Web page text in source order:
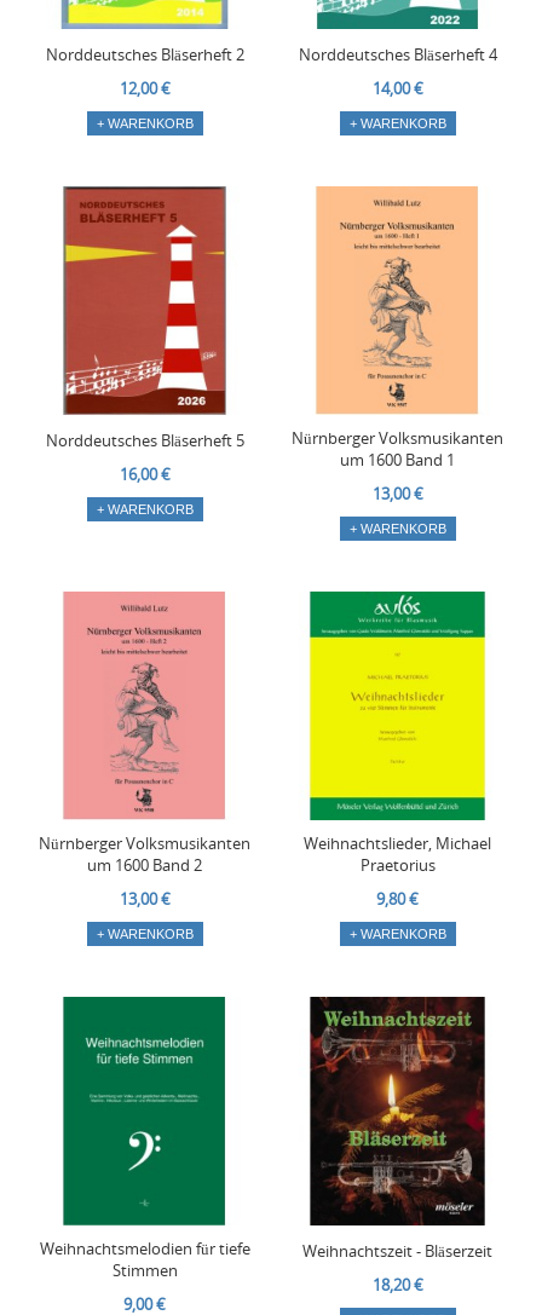
Norddeutsches Bläserheft 2
12,00 €
+ WARENKORB
Norddeutsches Bläserheft 4
14,00 €
+ WARENKORB
Norddeutsches Bläserheft 5
16,00 €
+ WARENKORB
Nürnberger Volksmusikanten
um 1600 Band 1
13,00 €
+ WARENKORB
Nürnberger Volksmusikanten
um 1600 Band 2
13,00 €
+ WARENKORB
Weihnachtslieder, Michael
Praetorius
9,80 €
+ WARENKORB
Weihnachtsmelodien für tiefe
Stimmen
9,00 €
Weihnachtszeit - Bläserzeit
18,20 €